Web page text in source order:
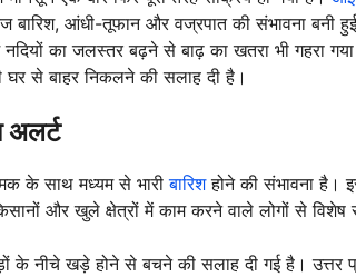
आंधी-तूफान और वज्रपात की संभावना बनी हुई
का जलस्तर बढ़ने से बाढ़ का खतरा भी गहरा
से बाहर निकलने की सलाह दी है।
अलर्ट
के साथ मध्यम से भारीबारिशहोने की संभावना है।
और खुले क्षेत्रों में काम करने वाले लोगों से विशेष
के नीचे खड़े होने से बचने की सलाह दी गई है। उत्तर